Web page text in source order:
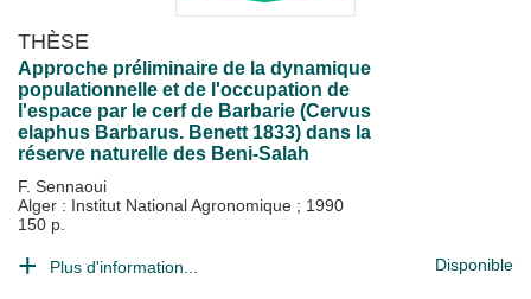
THÈSE
Approche préliminaire de la dynamique
populationnelle et de l'occupation de
l'espace par le cerf de Barbarie (Cervus
elaphus Barbarus. Benett 1833) dans la
réserve naturelle des Beni-Salah
F. Sennaoui
Alger : Institut National Agronomique ; 1990
150 p.
Plus d'information... Disponible